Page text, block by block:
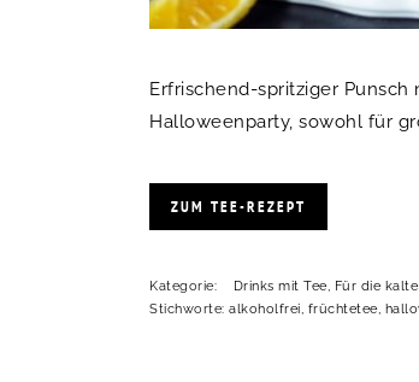
Erfrischend-spritziger
Halloweenparty, sowohl für
ZUM TEE-REZEPT
Kategorie: Drinks mit Tee, Für die
Stichworte: alkoholfrei, früchtetee,